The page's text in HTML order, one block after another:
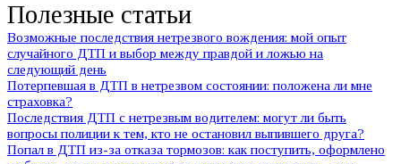
Полезные статьи
Возможные последствия нетрезвого вождения: мой опыт
случайного ДТП и выбор между правдой и ложью на
следующий день
Потерпевшая в ДТП в нетрезвом состоянии: положена ли мне
страховка?
Последствия ДТП с нетрезвым водителем: могут ли быть
вопросы полиции к тем, кто не остановил выпившего друга?
Попал в ДТП из-за отказа тормозов: как поступить, оформлено